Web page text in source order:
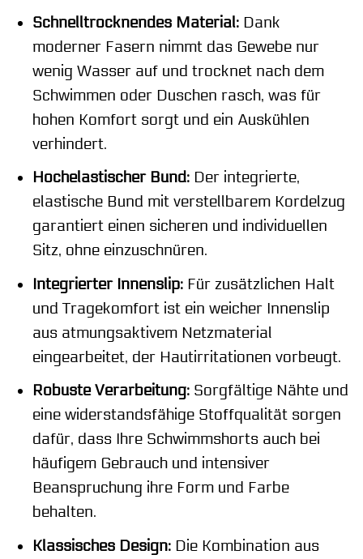
Schnelltrocknendes Material:Dank
moderner Fasern nimmt das Gewebe nur
wenig Wasser auf und trocknet nach dem
Schwimmen oder Duschen rasch, was für
hohen Komfort sorgt und ein Auskühlen
verhindert.
Hochelastischer Bund:Der integrierte,
elastische Bund mit verstellbarem Kordelzug
garantiert einen sicheren und individuellen
Sitz, ohne einzuschnüren.
Integrierter Innenslip:Für zusätzlichen Halt
und Tragekomfort ist ein weicher Innenslip
aus atmungsaktivem Netzmaterial
eingearbeitet, der Hautirritationen vorbeugt.
Robuste Verarbeitung:Sorgfältige Nähte und
eine widerstandsfähige Stoffqualität sorgen
dafür, dass Ihre Schwimmshorts auch bei
häufigem Gebrauch und intensiver
Beanspruchung ihre Form und Farbe
behalten.
Klassisches Design:Die Kombination aus